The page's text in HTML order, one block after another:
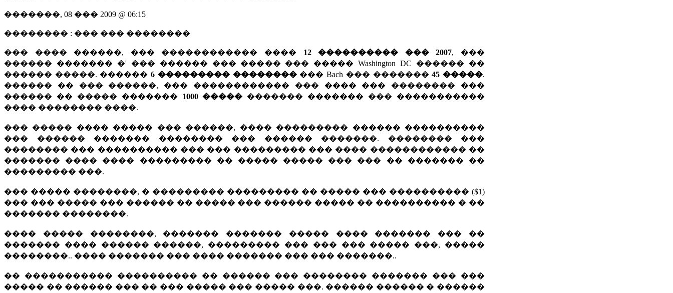
�������, 08 ��� 2009 @ 06:15
�������� : ��� ��� ��������
��� ���� ������, ��� ������������ ���� 12 ���������� ��� 2007, ���
������ ������� �' ��� ������ ��� ����� ��� ����� Washington DC ������ ��
������ �����. ������6 ��������� ����������� Bach ��� �������45 �����.
������ �� ��� ������, ��� ������������ ��� ���� ��� �������� ���
������ �� ����� ������� 1000 ����� ������� ������� ��� �����������
���� �������� ����.
��� ����� ���� ����� ��� ������, ���� ��������� ������ ����������
��� ������ ������� �������� ��� ������ �������. �������� ���
�������� ��� ���������� ��� ��� ��������� ��� ���� ������������ ��
������� ���� ���� ��������� �� ����� ����� ��� ��� �� ������� ��
��������� ���.
��� ����� ��������, � ��������� ��������� �� ����� ��� ���������� ($1)
��� ��� ����� ��� ������ �� ����� ��� ������ ����� �� ���������� � ��
������� ��������.
���� ����� ��������, ������� ������� ����� ���� ������� ��� ��
������� ���� ������ ������, ��������� ��� ��� ��� ����� ���, �����
��������.. ���� ������� ��� ���� ������� ��� ��� �������..
�� ����������� ���������� �� ������ ��� �������� ������� ��� ���
����� �� ������ ��� �� ��� ����� ��� ����� ���. ������ ������ � ������